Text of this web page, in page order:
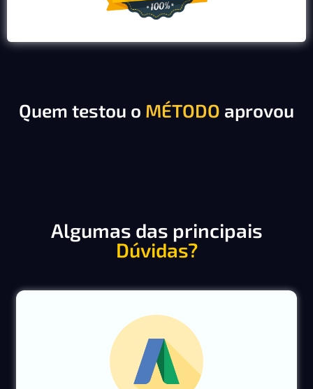
Quem testou o MÉTODO aprovou
Algumas das principais
Dúvidas?